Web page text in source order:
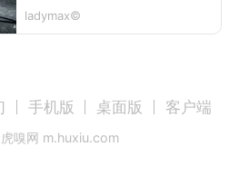
ladymax©
手机版 桌面版 客户端
虎嗅网 m.huxiu.com